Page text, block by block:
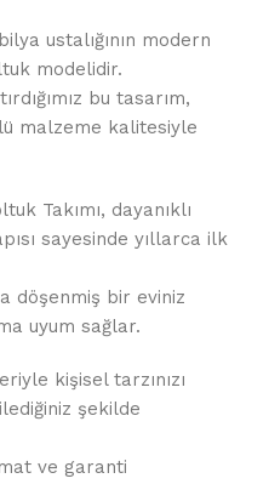
ustalığının modern
modelidir.
bu tasarım,
malzeme kalitesiyle
Takımı, dayanıklı
sayesinde yıllarca ilk
döşenmiş bir eviniz
uyum sağlar.
kişisel tarzınızı
şekilde
ve garanti